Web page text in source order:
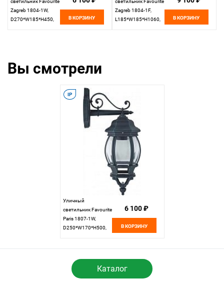
светильник Favourite
Zagreb 1804-1W,
D270*W185*H450,
В КОРЗИНУ
светильник Favourite
Zagreb 1804-1F,
L185*W185*H1060,
В КОРЗИНУ
Вы смотрели
IP
Уличный
светильник Favourite
Paris 1807-1W,
D250*W170*H500,
6 100 ₽
В КОРЗИНУ
Каталог